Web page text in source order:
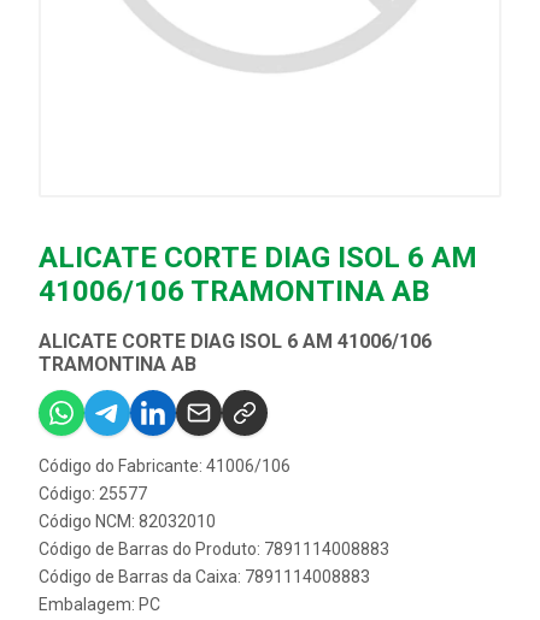
ALICATE CORTE DIAG ISOL 6 AM
41006/106 TRAMONTINA AB
ALICATE CORTE DIAG ISOL 6 AM 41006/106
TRAMONTINA AB
Código do Fabricante: 41006/106
Código: 25577
Código NCM: 82032010
Código de Barras do Produto: 7891114008883
Código de Barras da Caixa: 7891114008883
Embalagem: PC